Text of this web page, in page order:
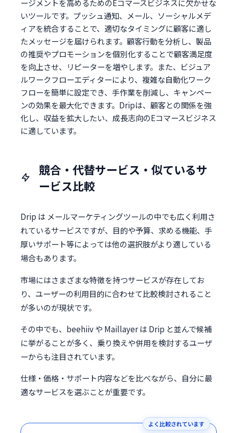
ージメントを高めるためのEコマースビジネスに欠かせな
いツールです。プッシュ通知、メール、ソーシャルメデ
ィアを統合することで、適切なタイミングに顧客に適し
たメッセージを届けられます。顧客行動を分析し、製品
の推奨やプロモーションを個別化することで顧客満足度
を向上させ、リピーターを増やします。また、ビジュア
ルワークフローエディターにより、複雑な自動化ワーク
フローを簡単に設定でき、手作業を削減し、キャンペー
ンの効果を最大化できます。Dripは、顧客との関係を強
化し、収益を拡大したい、成長志向のEコマースビジネス
に適しています。
競合・代替サービス・似ているサ
ービス比較
Drip は メールマーケティングツールの中でも広く利用さ
れているサービスですが、目的や予算、求める機能、手
厚いサポート等によっては他の選択肢がより適している
場合もあります。
市場にはさまざまな特徴を持つサービスが存在してお
り、ユーザーの利用目的に合わせて比較検討されること
が多いのが現状です。
その中でも、beehiiv や Maillayer は Drip と並んで候補
に挙がることが多く、乗り換えや併用を検討するユーザ
ーからも注目されています。
仕様・価格・サポート内容などを比べながら、自分に最
適なサービスを選ぶことが重要です。
よく比較されています